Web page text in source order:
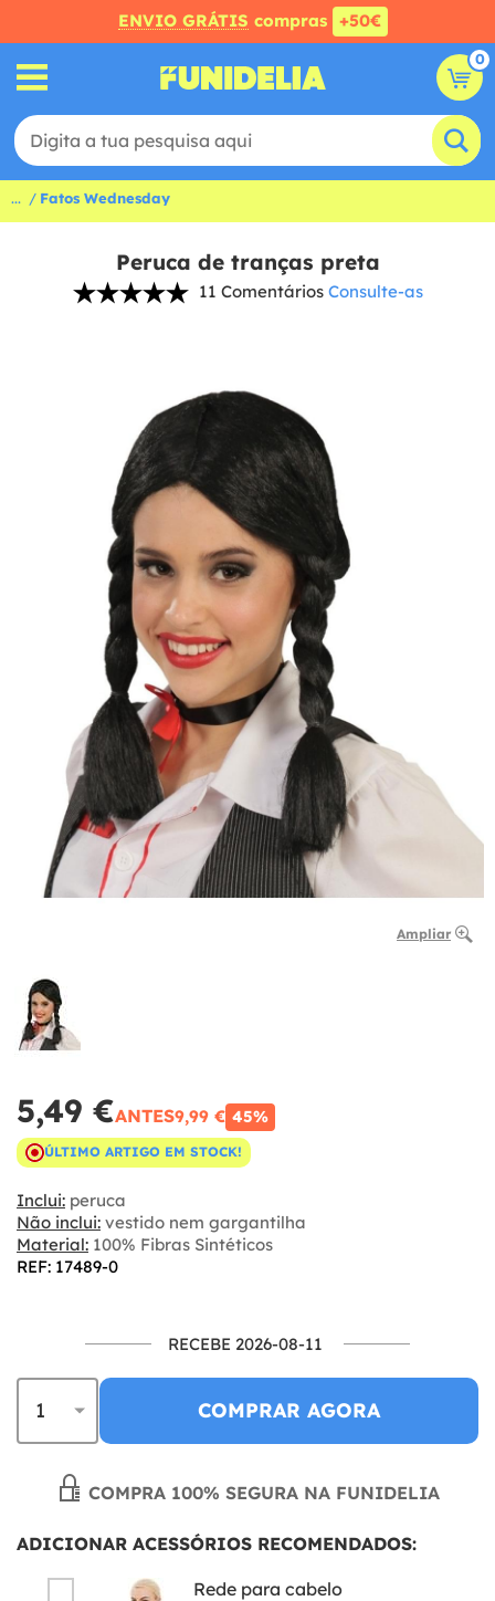
ENVIO GRÁTIS compras +50€
0
... Fatos Wednesday
Peruca de tranças preta
11 Comentários Consulte-as
Ampliar
5,49 €ANTES9,99 € 45%
ÚLTIMO ARTIGO EM STOCK!
Inclui: peruca
Não inclui: vestido nem gargantilha
Material: 100% Fibras Sintéticos
REF: 17489-0
RECEBE 2026-08-11
COMPRAR AGORA
COMPRA 100% SEGURA NA FUNIDELIA
ADICIONAR ACESSÓRIOS RECOMENDADOS:
Rede para cabelo